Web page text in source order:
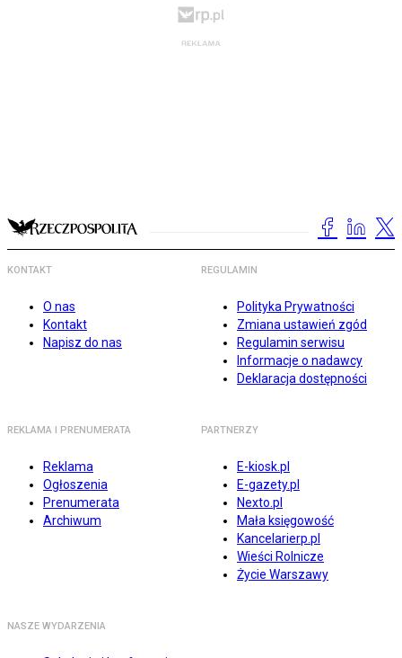
KONTAKT
O nas
Kontakt
Napisz do nas
REGULAMIN
Polityka Prywatności
Zmiana ustawień zgód
Regulamin serwisu
Informacje o nadawcy
Deklaracja dostępności
REKLAMA I PRENUMERATA
Reklama
Ogłoszenia
Prenumerata
Archiwum
PARTNERZY
E-kiosk.pl
E-gazety.pl
Nexto.pl
Mała księgowość
Kancelarierp.pl
Wieści Rolnicze
Życie Warszawy
NASZE WYDARZENIA